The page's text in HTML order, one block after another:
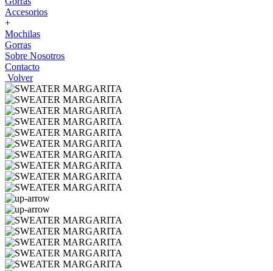
Accesorios
+
Mochilas
Gorras
Sobre Nosotros
Contacto
Volver